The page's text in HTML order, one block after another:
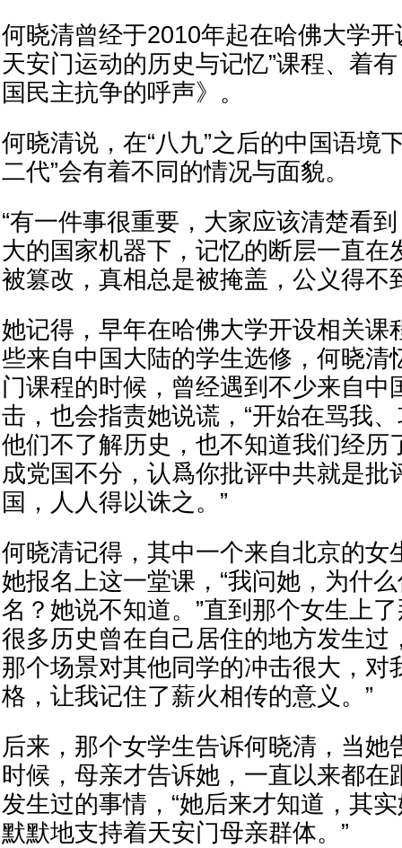
何晓清曾经于2010年起在哈佛大学开
天安门运动的历史与记忆”课程、着
国民主抗争的呼声》。
何晓清说，在“八九”之后的中国语境
二代”会有着不同的情况与面貌。
“有一件事很重要，大家应该清楚看
大的国家机器下，记忆的断层一直在
被篡改，真相总是被掩盖，公义得不
她记得，早年在哈佛大学开设相关课
些来自中国大陆的学生选修，何晓清
门课程的时候，曾经遇到不少来自中
击，也会指责她说谎，“开始在骂我
他们不了解历史，也不知道我们经历
成党国不分，认爲你批评中共就是批
国，人人得以诛之。”
何晓清记得，其中一个来自北京的女
她报名上这一堂课，“我问她，为什
名？她说不知道。”直到那个女生上
很多历史曾在自己居住的地方发生
那个场景对其他同学的冲击很大，对
格，让我记住了薪火相传的意义。”
后来，那个女学生告诉何晓清，当她
时候，母亲才告诉她，一直以来都在
发生过的事情，“她后来才知道，其
默默地支持着天安门母亲群体。”